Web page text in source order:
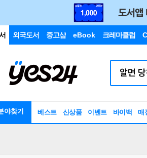
외국도서 중고샵 eBook 크레마클럽
야찾기 베스트 신상품 이벤트 바이백 매